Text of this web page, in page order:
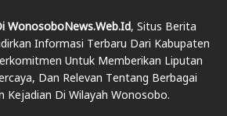
WonosoboNews.web.id, Situs Berita
Informasi Terbaru Dari Kabupaten
Untuk Memberikan Liputan
Dan Relevan Tentang Berbagai
Kejadian Di Wilayah Wonosobo.